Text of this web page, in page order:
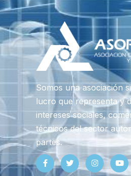
Somos una asociación
lucro que representa y
intereses sociales,
técnicos del sector
partes.